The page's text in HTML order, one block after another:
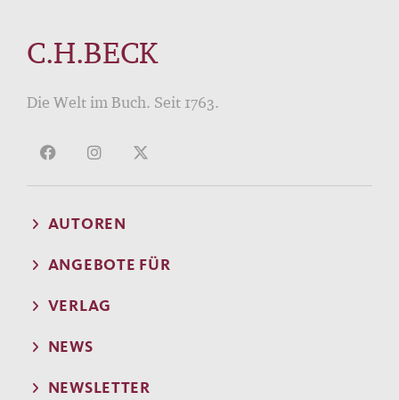
C.H.BECK
Die Welt im Buch. Seit 1763.
AUTOREN
ANGEBOTE FÜR
VERLAG
NEWS
NEWSLETTER